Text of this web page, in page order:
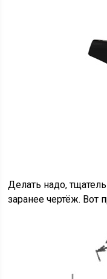
Делать надо,
заранее чертёж. Вот